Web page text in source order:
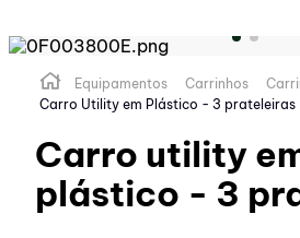
Equipamentos Carrinhos
Carro Utility em Plástico - 3 prateleiras
Carro utility
plástico - 3